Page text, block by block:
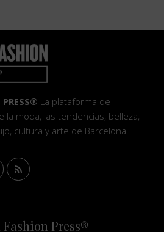
La plataforma de
moda, las tendencias, belleza,
cultura y arte de Barcelona.
Press®